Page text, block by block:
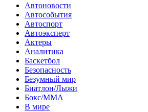
Автоновости
Автособытия
Автоспорт
Автоэксперт
Актеры
Аналитика
Баскетбол
Безопасность
Безумный мир
Биатлон/Лыжи
Бокс/MMA
В мире